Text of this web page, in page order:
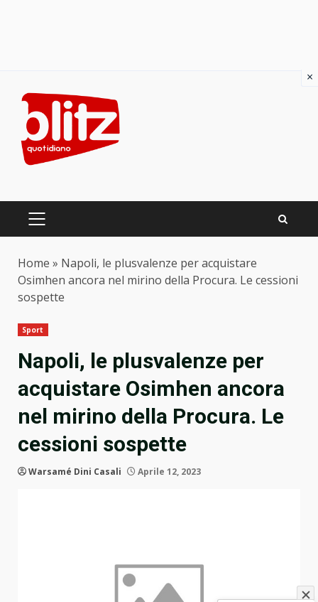
content
PRIMARY
Home » Napoli, le plusvalenze per acquistare
Osimhen ancora nel mirino della Procura. Le cessioni
sospette
Sport
Napoli, le plusvalenze per
acquistare Osimhen ancora
nel mirino della Procura. Le
cessioni sospette
Warsamé Dini Casali Aprile 12, 2023
×